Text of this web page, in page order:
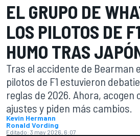
EL GRUPO DE
LOS PILOTOS DE
HUMO TRAS
Tras el accidente de Bearman
pilotos de F1 estuvieron
reglas de 2026. Ahora, acogen
ajustes y piden más cambios.
Kevin Hermann
Ronald Vording
Editado: 3 may 2026, 6:07